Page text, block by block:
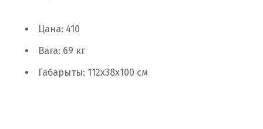
Цана: 410
Вага: 69 кг
Габарыты: 112х38х100 см